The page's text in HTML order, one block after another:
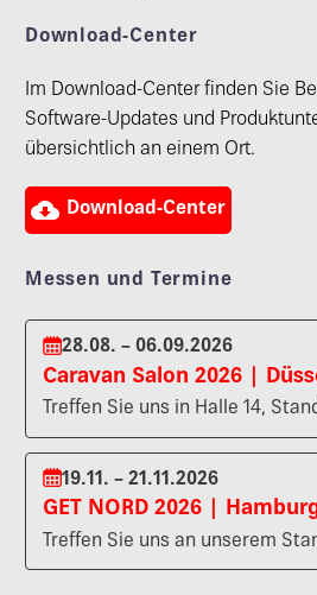
Download-Center
Im Download-Center finden Sie
Software-Updates und
übersichtlich an einem Ort.
 Download-Center
Messen und Termine
28.08. – 06.09.2026
Caravan Salon 2026 |
Treffen Sie uns in Halle 14,
19.11. – 21.11.2026
GET NORD 2026 |
Treffen Sie uns an unserem